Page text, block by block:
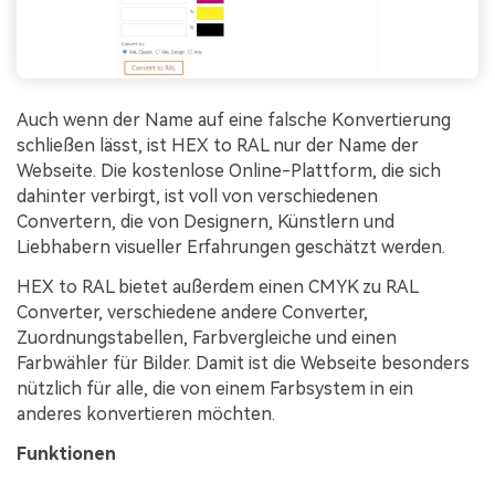
Auch wenn der Name auf eine falsche Konvertierung
schließen lässt, ist HEX to RAL nur der Name der
Webseite. Die kostenlose Online-Plattform, die sich
dahinter verbirgt, ist voll von verschiedenen
Convertern, die von Designern, Künstlern und
Liebhabern visueller Erfahrungen geschätzt werden.
HEX to RAL bietet außerdem einen CMYK zu RAL
Converter, verschiedene andere Converter,
Zuordnungstabellen, Farbvergleiche und einen
Farbwähler für Bilder. Damit ist die Webseite besonders
nützlich für alle, die von einem Farbsystem in ein
anderes konvertieren möchten.
Funktionen